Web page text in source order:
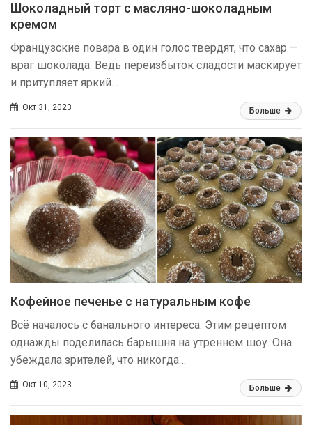
Шоколадный торт с масляно-шоколадным
кремом
Французские повара в один голос твердят, что сахар —
враг шоколада. Ведь переизбыток сладости маскирует
и притупляет яркий…
Окт 31, 2023 Больше
Кофейное печенье с натуральным кофе
Всё началось с банального интереса. Этим рецептом
однажды поделилась барышня на утреннем шоу. Она
убеждала зрителей, что никогда…
Окт 10, 2023 Больше